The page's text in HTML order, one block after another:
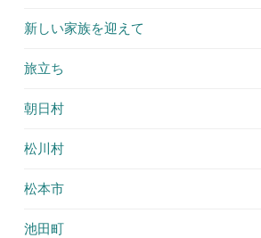
新しい家族を迎えて
旅立ち
朝日村
松川村
松本市
池田町